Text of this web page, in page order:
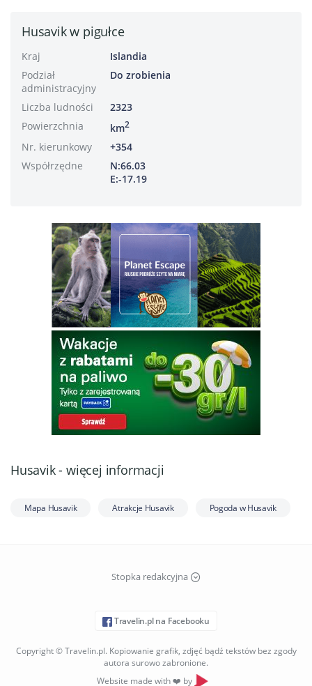
Husavik w pigułce
Kraj
Islandia
Podział
administracyjny
Do zrobienia
Liczba ludności
2323
Powierzchnia
km2
Nr. kierunkowy
+354
Współrzędne
N:66.03
E:-17.19
Husavik - więcej informacji
Mapa Husavik Atrakcje Husavik Pogoda w Husavik
Stopka redakcyjna
Travelin.pl na Facebooku
Copyright © Travelin.pl. Kopiowanie grafik, zdjęć bądź tekstów bez zgody
autora surowo zabronione.
Website made with ❤️ by